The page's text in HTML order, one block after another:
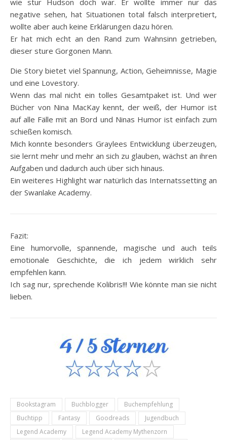
negative sehen, hat Situationen total falsch interpretiert,
wollte aber auch keine Erklärungen dazu hören.
Er hat mich echt an den Rand zum Wahnsinn getrieben,
dieser sture Gorgonen Mann.
Die Story bietet viel Spannung, Action, Geheimnisse, Magie
und eine Lovestory.
Wenn das mal nicht ein tolles Gesamtpaket ist. Und wer
Bücher von Nina MacKay kennt, der weiß, der Humor ist
auf alle Fälle mit an Bord und Ninas Humor ist einfach zum
schießen komisch.
Mich konnte besonders Graylees Entwicklung überzeugen,
sie lernt mehr und mehr an sich zu glauben, wächst an ihren
Aufgaben und dadurch auch über sich hinaus.
Ein weiteres Highlight war natürlich das Internatssetting an
der Swanlake Academy.
Fazit:
Eine humorvolle, spannende, magische und auch teils
emotionale Geschichte, die ich jedem wirklich sehr
empfehlen kann.
Ich sag nur, sprechende Kolibris!!! Wie könnte man sie nicht
lieben.
Bookstagram Buchblogger
Buchempfehlung
Buchtipp
Fantasy Goodreads
Jugendbuch
Legend Academy
Legend Academy Mythenzorn